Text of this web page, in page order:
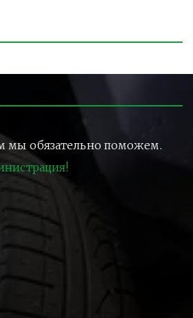
мы обязательно поможем.